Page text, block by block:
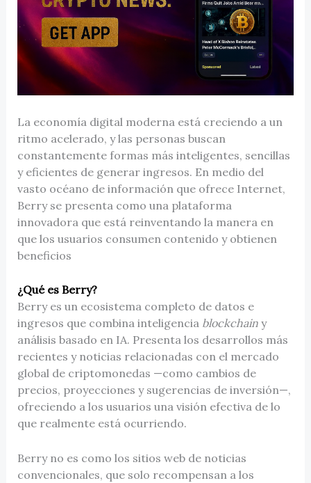
La economía digital moderna está creciendo a un
ritmo acelerado, y las personas buscan
constantemente formas más inteligentes, sencillas
y eficientes de generar ingresos. En medio del
vasto océano de información que ofrece Internet,
Berry se presenta como una plataforma
innovadora que está reinventando la manera en
que los usuarios consumen contenido y obtienen
beneficios
¿Qué es Berry?
Berry es un ecosistema completo de datos e
ingresos que combina inteligencia blockchain y
análisis basado en IA. Presenta los desarrollos más
recientes y noticias relacionadas con el mercado
global de criptomonedas —como cambios de
precios, proyecciones y sugerencias de inversión—,
ofreciendo a los usuarios una visión efectiva de lo
que realmente está ocurriendo.
Berry no es como los sitios web de noticias
convencionales, que solo recompensan a los